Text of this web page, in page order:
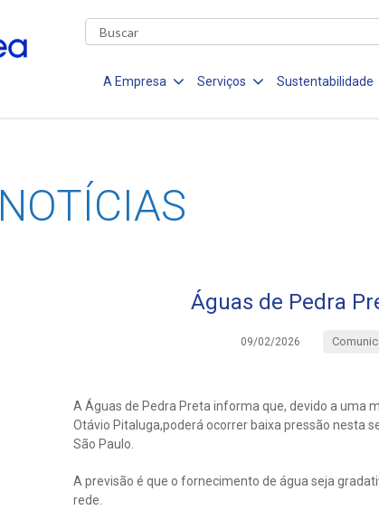
A Empresa Serviços Sustentabilidade
NOTÍCIAS
Águas de Pedra
09/02/2026
A Águas de Pedra Preta informa que, devido a uma
Otávio Pitaluga,poderá ocorrer baixa pressão nesta
São Paulo.
A previsão é que o fornecimento de água seja
rede.